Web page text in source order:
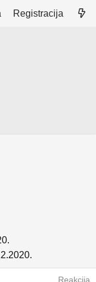
Registracija
Reakcija